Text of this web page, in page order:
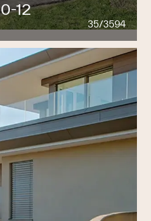
12
35/3594